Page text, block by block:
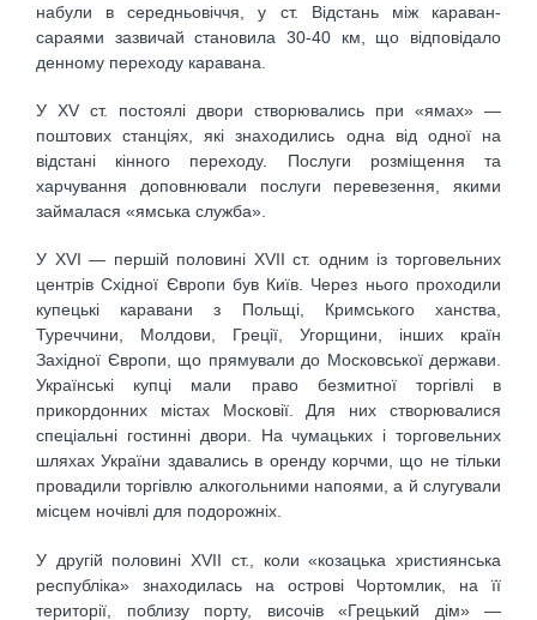
набули в середньовіччя, у ст. Відстань між караван-
сараями зазвичай становила 30-40 км, що відповідало
денному переходу каравана.
У XV ст. постоялі двори створювались при «ямах» —
поштових станціях, які знаходились одна від одної на
відстані кінного переходу. Послуги розміщення та
харчування доповнювали послуги перевезення, якими
займалася «ямська служба».
У XVI — першій половині XVII ст. одним із торговельних
центрів Східної Європи був Київ. Через нього проходили
купецькі каравани з Польщі, Кримського ханства,
Туреччини, Молдови, Греції, Угорщини, інших країн
Західної Європи, що прямували до Московської держави.
Українські купці мали право безмитної торгівлі в
прикордонних містах Московії. Для них створювалися
спеціальні гостинні двори. На чумацьких і торговельних
шляхах України здавались в оренду корчми, що не тільки
провадили торгівлю алкогольними напоями, а й слугували
місцем ночівлі для подорожніх.
У другій половині XVII ст., коли «козацька християнська
республіка» знаходилась на острові Чортомлик, на її
території, поблизу порту, височів «Грецький дім» —